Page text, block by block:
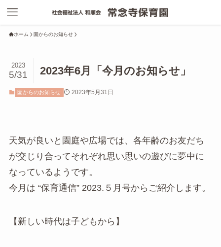
ホーム 園からのお知らせ
2023年6月「今月のお知らせ」
2023
5/31
園からのお知らせ 2023年5月31日
天気が良いと園庭や広場では、各年齢のお友だち
が交じり合ってそれぞれ思い思いの遊びに夢中に
なっているようです。
今月は “保育通信” 2023.５月号からご紹介します。
【新しい時代は子どもから】